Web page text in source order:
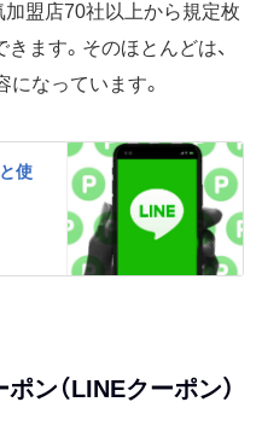
加盟店70社以上から規定枚
ます。そのほとんどは、
なっています。
使
ン（LINEクーポン）